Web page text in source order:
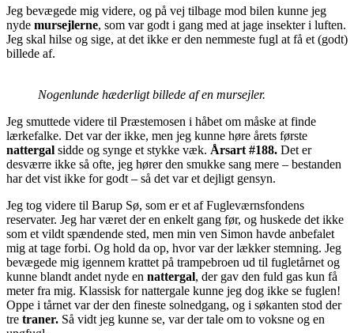
Jeg bevægede mig videre, og på vej tilbage mod bilen kunne jeg
nyde mursejlerne, som var godt i gang med at jage insekter i luften.
Jeg skal hilse og sige, at det ikke er den nemmeste fugl at få et (godt)
billede af.
Nogenlunde hæderligt billede af en mursejler.
Jeg smuttede videre til Præstemosen i håbet om måske at finde
lærkefalke. Det var der ikke, men jeg kunne høre årets første
nattergal sidde og synge et stykke væk. Årsart #188. Det er
desværre ikke så ofte, jeg hører den smukke sang mere – bestanden
har det vist ikke for godt – så det var et dejligt gensyn.
Jeg tog videre til Barup Sø, som er et af Fugleværnsfondens
reservater. Jeg har været der en enkelt gang før, og huskede det ikke
som et vildt spændende sted, men min ven Simon havde anbefalet
mig at tage forbi. Og hold da op, hvor var der lækker stemning. Jeg
bevægede mig igennem krattet på trampebroen ud til fugletårnet og
kunne blandt andet nyde en nattergal, der gav den fuld gas kun få
meter fra mig. Klassisk for nattergale kunne jeg dog ikke se fuglen!
Oppe i tårnet var der den fineste solnedgang, og i søkanten stod der
tre traner. Så vidt jeg kunne se, var der tale om to voksne og en